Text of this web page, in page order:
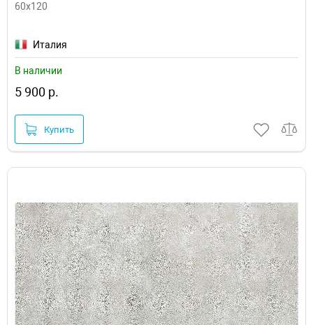
60x120
Италия
В наличии
5 900 р.
Купить